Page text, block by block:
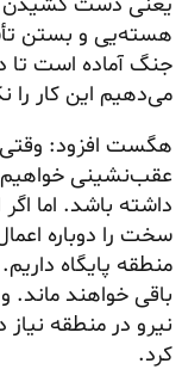
هسته‌یی و بستن
جنگ آماده است تا
می‌دهیم این کار را
هگست افزود: وقتی
عقب‌نشینی خواهیم
داشته باشد. اما
سخت را دوباره
منطقه پایگاه
باقی خواهند ماند.
نیرو در منطقه
کرد.